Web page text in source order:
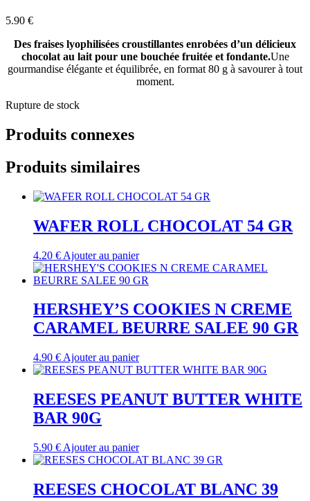
5.90 €
Des fraises lyophilisées croustillantes enrobées d’un délicieux
chocolat au lait pour une bouchée fruitée et fondante.Une
gourmandise élégante et équilibrée, en format 80 g à savourer à tout
moment.
Rupture de stock
Produits connexes
Produits similaires
WAFER ROLL CHOCOLAT 54 GR
4.20 € Ajouter au panier
HERSHEY’S COOKIES N CREME
CARAMEL BEURRE SALEE 90 GR
4.90 € Ajouter au panier
REESES PEANUT BUTTER WHITE
BAR 90G
5.90 € Ajouter au panier
REESES CHOCOLAT BLANC 39